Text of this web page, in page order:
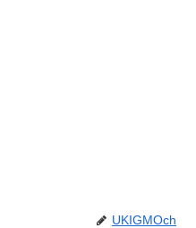
UKIGMOch